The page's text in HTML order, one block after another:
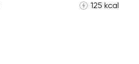
125 kcal